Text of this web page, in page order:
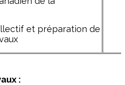
et préparation de
: